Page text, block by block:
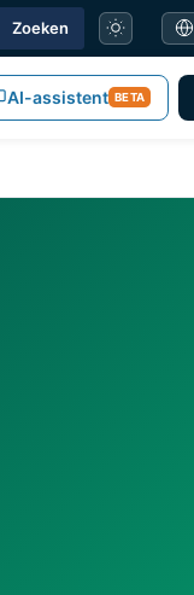
Zoeken
AI-assistent BETA